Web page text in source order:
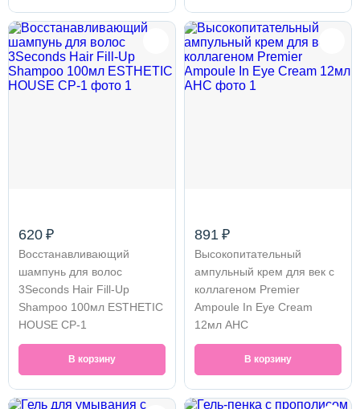
620 ₽
Восстанавливающий
шампунь для волос
3Seconds Hair Fill-Up
Shampoo 100мл ESTHETIC
HOUSE CP-1
В корзину
891 ₽
Высокопитательный
ампульный крем для век с
коллагеном Premier
Ampoule In Eye Cream
12мл AHC
В корзину